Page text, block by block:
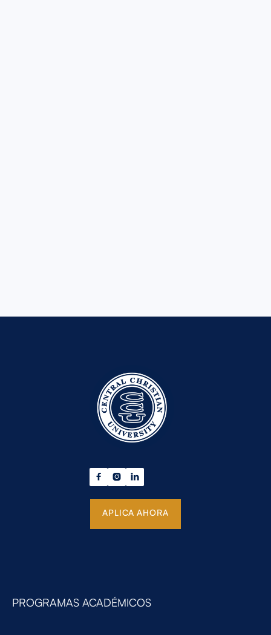
  
APLICA AHORA
PROGRAMAS ACADÉMICOS